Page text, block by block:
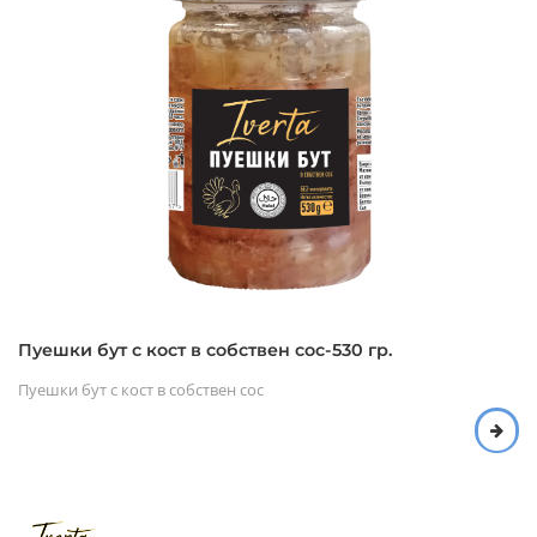
Пуешки бут с кост в собствен сос-530 гр.
Пуешки бут с кост в собствен сос